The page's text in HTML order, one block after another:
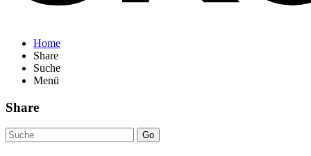
Home
Share
Suche
Menü
Share
Go